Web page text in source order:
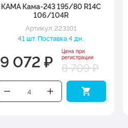
КАМА Кама-243 195/80 R14C
106/104R
Артикул: 223101
41 шт. Поставка 4 дн.
9 072 ₽
Цена при
регистрации
8 709 ₽